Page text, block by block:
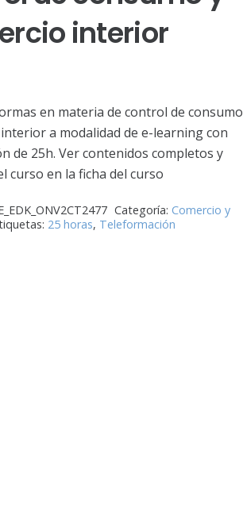
interior
en materia de control de consumo
a modalidad de e-learning con
de 25h. Ver contenidos completos y
curso en la ficha del curso
Categoría: Comercio y
25 horas, Teleformación